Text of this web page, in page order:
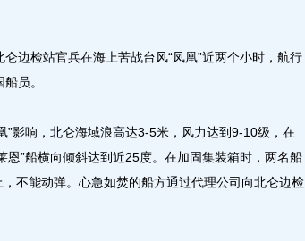
检站官兵在海上苦战台风“凤凰”近两个小时，航行
员。
响，北仑海域浪高达3-5米，风力达到9-10级，在
恩”船横向倾斜达到近25度。在加固集装箱时，两名船
不能动弹。心急如焚的船方通过代理公司向北仑边检